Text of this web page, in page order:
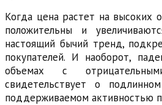
Когда цена растет на высоких
положительны и
настоящий бычий тренд,
покупателей. И наоборот,
объемах с
свидетельствует о
поддерживаемом активностью